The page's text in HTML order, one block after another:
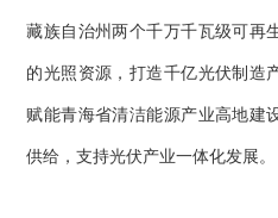
藏族自治州两个千万千瓦级可再
的光照资源，打造千亿光伏制造
赋能青海省清洁能源产业高地建
供给，支持光伏产业一体化发展。